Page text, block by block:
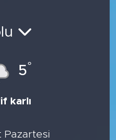
5°
karlı
Pazartesi